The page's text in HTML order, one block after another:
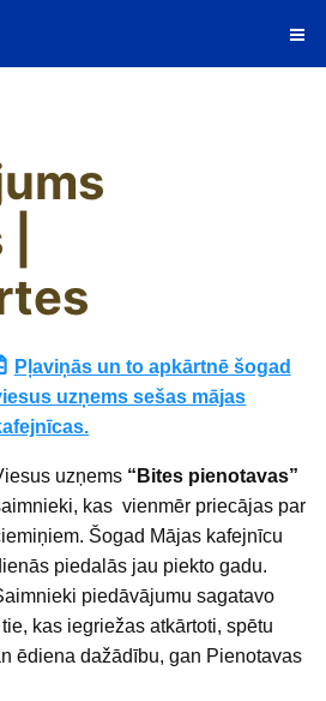
Pļaviņās un to apkārtnē šogad
uzņems sešas mājas
uzņems “Bites pienotavas”
kas vienmēr priecājas par
Šogad Mājas kafejnīcu
piedalās jau piekto gadu.
piedāvājumu sagatavo
kas iegriežas atkārtoti, spētu
ēdiena dažādību, gan Pienotavas